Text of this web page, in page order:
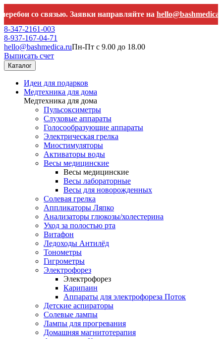
со связью. Заявки направляйте наhello@bashmedica.ru
8-347-2161-003
8-937-167-04-71
hello@bashmedica.ruПн-Пт с 9.00 до 18.00
Выписать счет
Каталог
Идеи для подарков
Медтехника для дома
Медтехника для дома
Пульсоксиметры
Слуховые аппараты
Голосообразующие аппараты
Электрическая грелка
Миостимуляторы
Активаторы воды
Весы медицинские
Весы медицинские
Весы лабораторные
Весы для новорожденных
Солевая грелка
Аппликаторы Ляпко
Анализаторы глюкозы/холестерина
Уход за полостью рта
Витафон
Ледоходы Антилёд
Тонометры
Гигрометры
Электрофорез
Электрофорез
Карипаин
Аппараты для электрофореза Поток
Детские аспираторы
Солевые лампы
Лампы для прогревания
Домашняя магнитотерапия